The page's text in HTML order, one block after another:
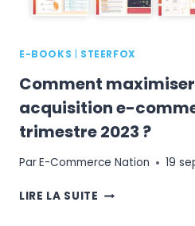
E-BOOKS STEERFOX
Comment
acquisition e-
trimestre 2023 ?
ParE-Commerce Nation 19
LIRE LA SUITE COMMENT